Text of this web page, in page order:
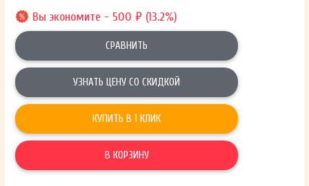
Вы экономите - 500 ₽ (13.2%)
СРАВНИТЬ
УЗНАТЬ ЦЕНУ СО СКИДКОЙ
КУПИТЬ В 1 КЛИК
В КОРЗИНУ